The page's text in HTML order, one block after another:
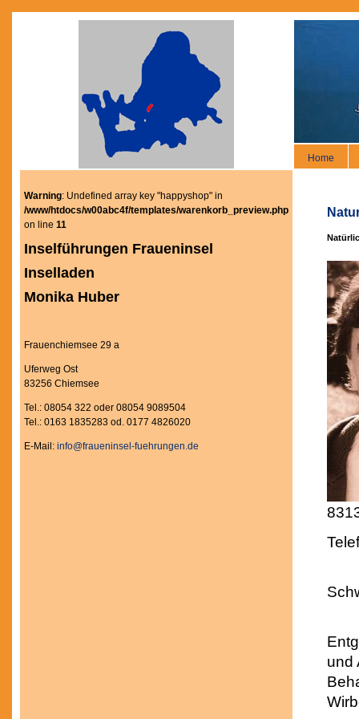
Home
Warning: Undefined array key "happyshop" in
/www/htdocs/w00abc4f/templates/warenkorb_preview.php
on line 11
Inselführungen Fraueninsel
Inselladen
Monika Huber
Frauenchiemsee 29 a
Uferweg Ost
83256 Chiemsee
Tel.: 08054 322 oder 08054 9089504
Tel.: 0163 1835283 od. 0177 4826020
E-Mail: info@fraueninsel-fuehrungen.de
und